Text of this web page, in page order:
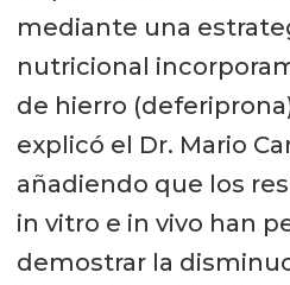
mediante una
nutricional
de hierro
explicó el Dr. Mario
añadiendo que los
in vitro e in vivo han
demostrar la